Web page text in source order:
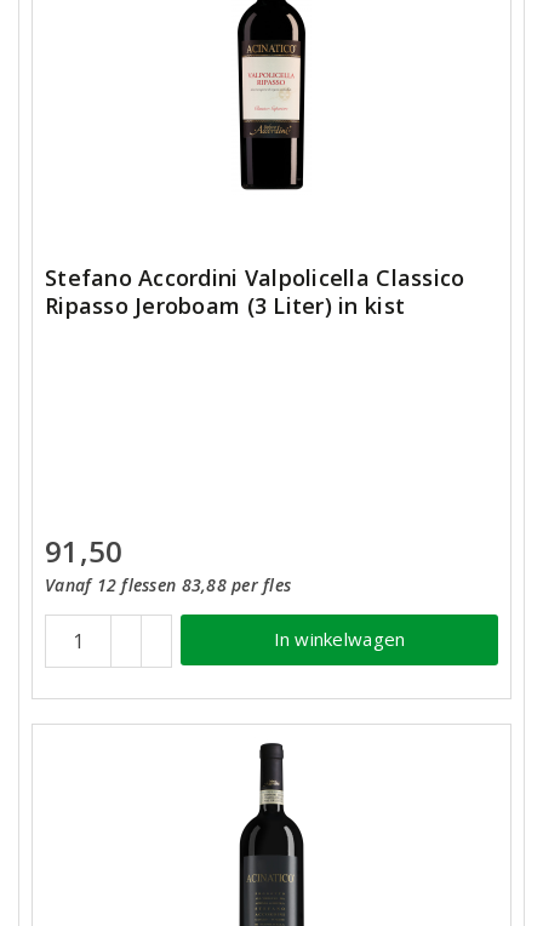
Stefano Accordini Valpolicella Classico
Ripasso Jeroboam (3 Liter) in kist
91,50
Vanaf 12 flessen 83,88 per fles
In winkelwagen